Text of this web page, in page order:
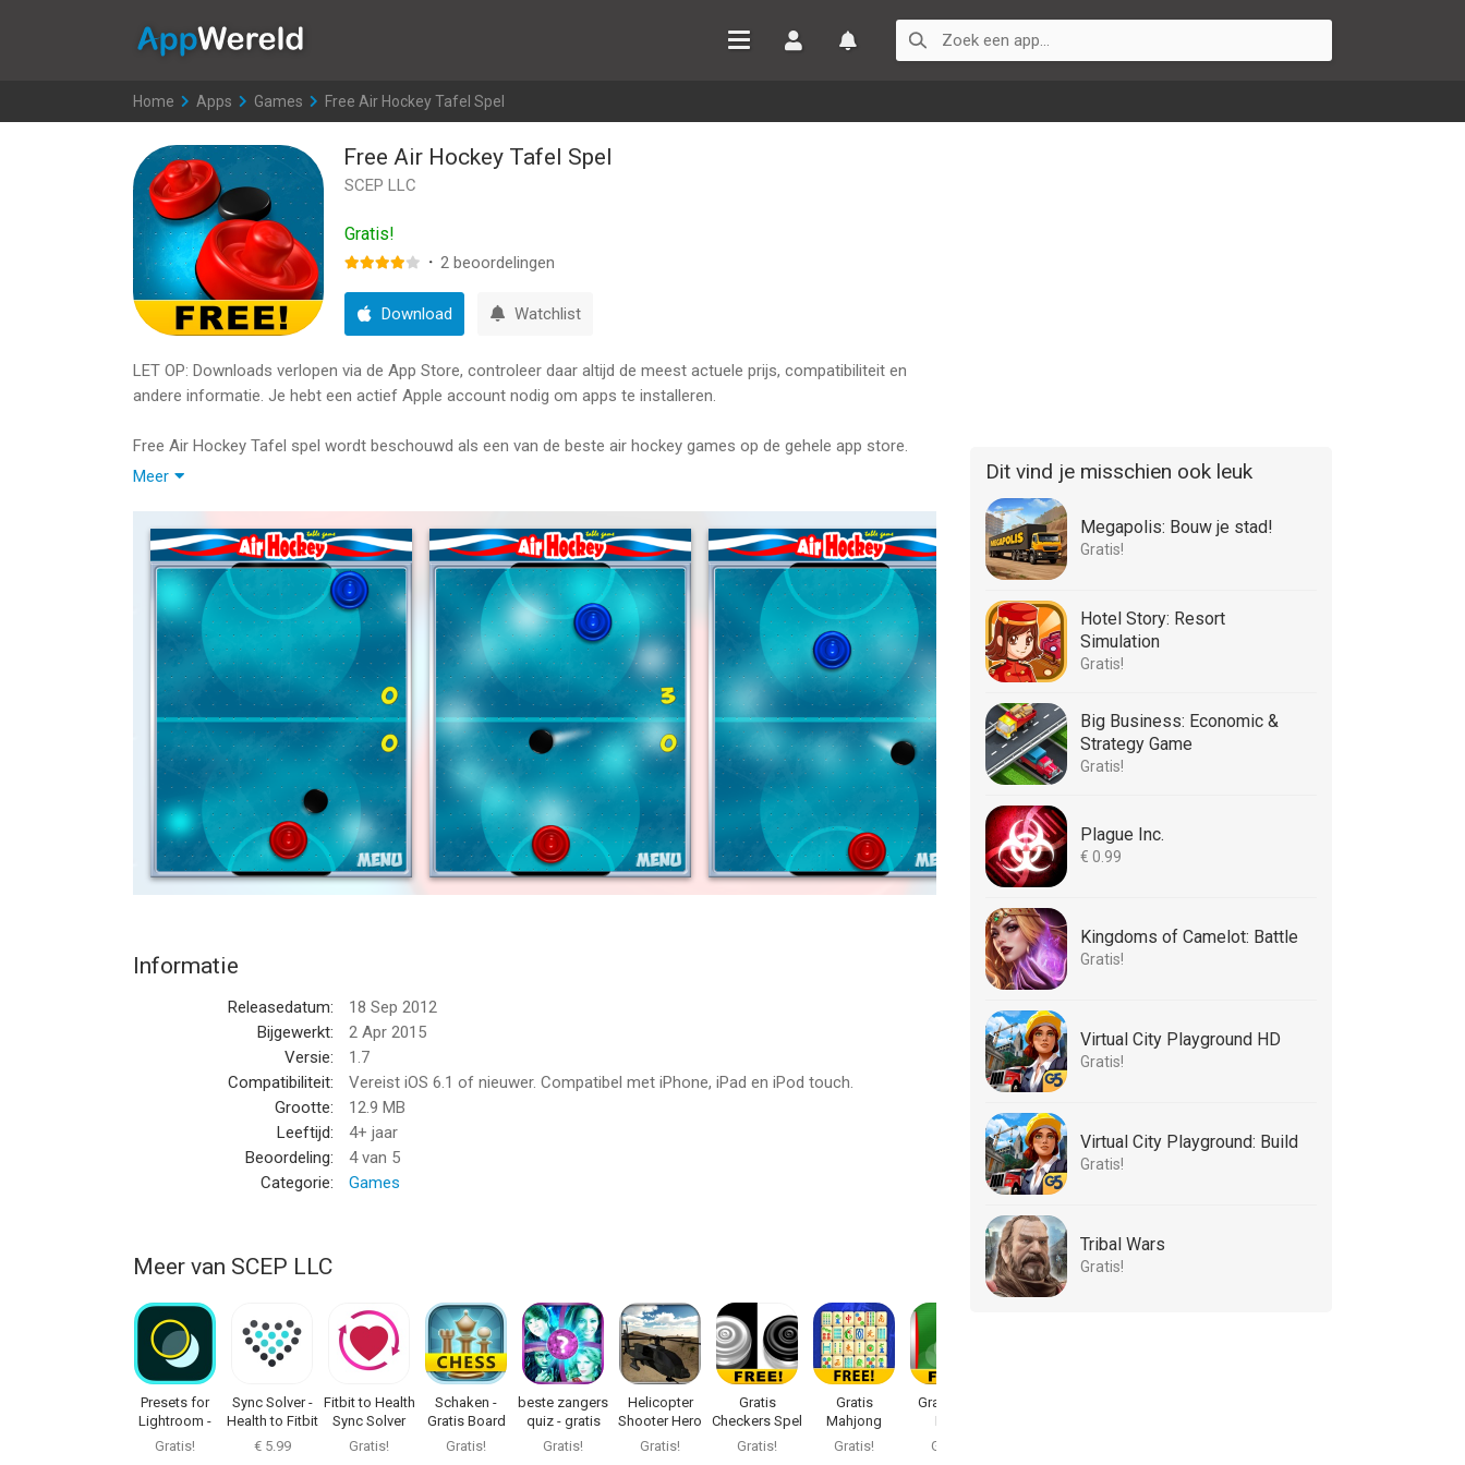
Home >
Apps >
Games >
Free Air Hockey Tafel Spel
Free Air Hockey Tafel Spel
SCEP LLC
Gratis!
· 2 beoordelingen
Download Watchlist
LET OP: Downloads verlopen via de App Store, controleer daar altijd de meest actuele prijs, compatibiliteit en
andere informatie. Je hebt een actief Apple account nodig om apps te installeren.
Free Air Hockey Tafel spel wordt beschouwd als een van de beste air hockey games op de gehele app store.
Krijg je vingers klaar voor uren plezier met deze nieuwe gratis game!
Geniet van het spel!
Free Air Hockey Tafel Spel van SCEP LLC is een app voor iPhone, iPad en iPod touch met iOS versie 6.1 of
hoger, geschikt bevonden voor gebruikers met leeftijden vanaf4 jaar.
Informatie voor Free Air Hockey Tafel Spelis het laatst vergeleken op 7 Aug om 16:56.
Meer
Informatie
Releasedatum:
18 Sep 2012
Bijgewerkt:
2 Apr 2015
Versie:
1.7
Compatibiliteit:
Vereist iOS 6.1 of nieuwer. Compatibel met iPhone, iPad en iPod touch.
Grootte:
12.9 MB
Leeftijd:
4+ jaar
Beoordeling:
4van 5
Categorie:
Games
Meer van SCEP LLC
Presets for
Lightroom -
Editor
Gratis!
Sync Solver -
Health to Fitbit
€ 5.99
Fitbit to Health
Sync Solver
Gratis!
Schaken -
Gratis Board
Game
Gratis!
beste zangers
quiz - gratis
muziek spel
Gratis!
Helicopter
Shooter Hero
Gratis!
Gratis
Checkers Spel
Gratis!
Gratis
Mahjong
Spelletjes
Gratis!
Gratis Ping
Pong
Tafeltennis
Gratis!
Dit vind je misschien ook leuk
Megapolis: Bouw je stad!
Gratis!
Hotel Story: Resort
Simulation
Gratis!
Big Business: Economic &
Strategy Game
Gratis!
Plague Inc.
€ 0.99
Kingdoms of Camelot: Battle
Gratis!
Virtual City Playground HD
Gratis!
Virtual City Playground: Build
Gratis!
Tribal Wars
Gratis!